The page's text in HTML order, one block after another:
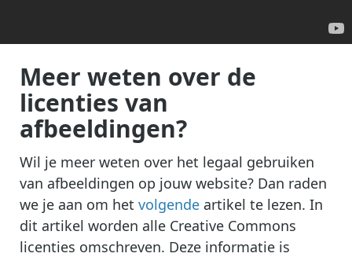
Meer weten over de
licenties van
afbeeldingen?
Wil je meer weten over het legaal gebruiken
van afbeeldingen op jouw website? Dan raden
we je aan om het volgende artikel te lezen. In
dit artikel worden alle Creative Commons
licenties omschreven. Deze informatie is